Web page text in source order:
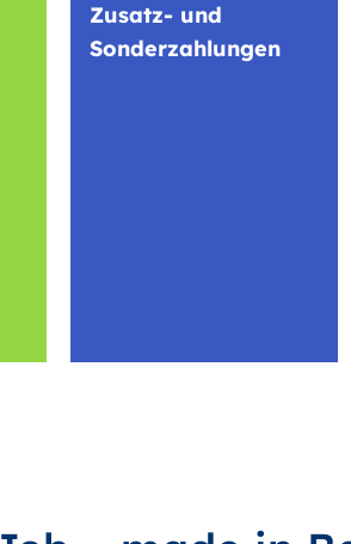
Zusatz- und
Sonderzahlungen